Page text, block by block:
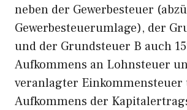
neben der Gewerbesteuer
Gewerbesteuerumlage), der
und der Grundsteuer B auch
Aufkommens an Lohnsteuer
veranlagter Einkommensteuer
Aufkommens der